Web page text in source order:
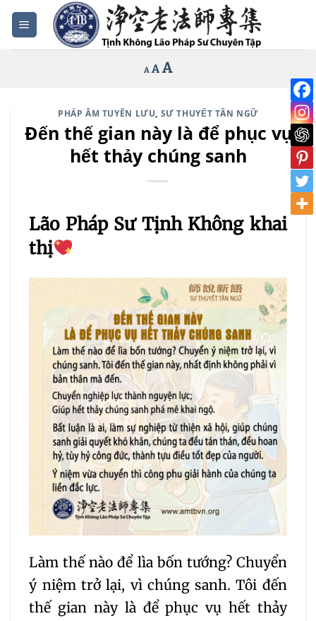
Bỏ
qua
nội
A Decrease
size.
A Reset
size.
A
size.
PHÁP ÂM TUYÊN LƯU, SƯ THUYẾT TÂN NGỮ
Đến thế gian này là để phục vụ
hết thảy chúng sanh
Lão Pháp Sư Tịnh Không khai
thị
Làm thế nào để lìa bốn tướng? Chuyển
ý niệm trở lại, vì chúng sanh. Tôi đến
thế gian này là để phục vụ hết thảy